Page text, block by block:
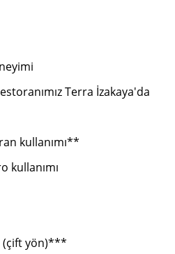
Terra İzakaya'da
kullanımı**
kullanımı
(çift yön)***